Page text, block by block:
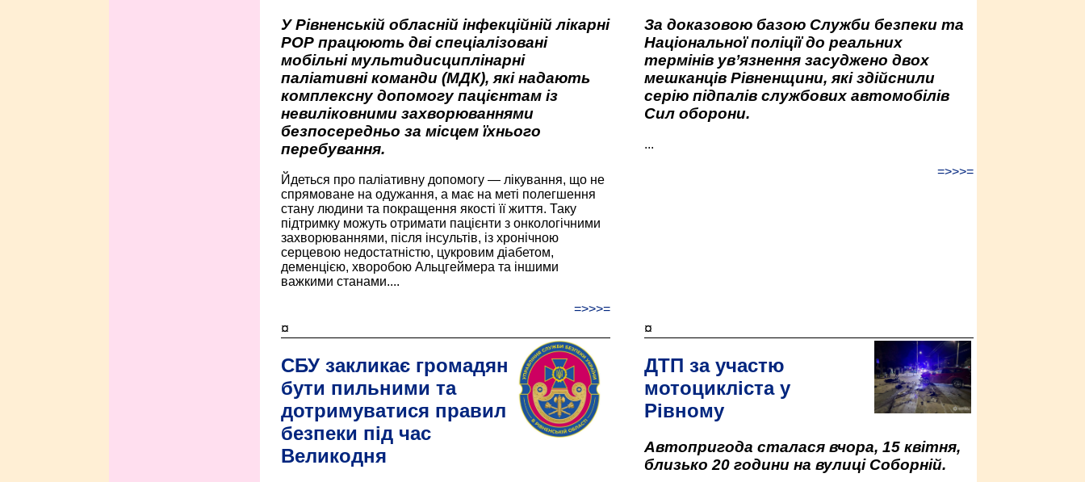
У Рівненській обласній інфекційній лікарні
РОР працюють дві спеціалізовані
мобільні мультидисциплінарні
паліативні команди (МДК), які надають
комплексну допомогу пацієнтам із
невиліковними захворюваннями
безпосередньо за місцем їхнього
перебування.
Йдеться про паліативну допомогу — лікування, що не
спрямоване на одужання, а має на меті полегшення
стану людини та покращення якості її життя. Таку
підтримку можуть отримати пацієнти з онкологічними
захворюваннями, після інсультів, із хронічною
серцевою недостатністю, цукровим діабетом,
деменцією, хворобою Альцгеймера та іншими
важкими станами....
=>>>=
За доказовою базою Служби безпеки та
Національної поліції до реальних
термінів ув’язнення засуджено двох
мешканців Рівненщини, які здійснили
серію підпалів службових автомобілів
Сил оборони.
...
=>>>=
¤
СБУ закликає громадян
бути пильними та
дотримуватися правил
безпеки під час
Великодня
¤
ДТП за участю
мотоцикліста у
Рівному
Автопригода сталася вчора, 15 квітня,
близько 20 години на вулиці Соборній.